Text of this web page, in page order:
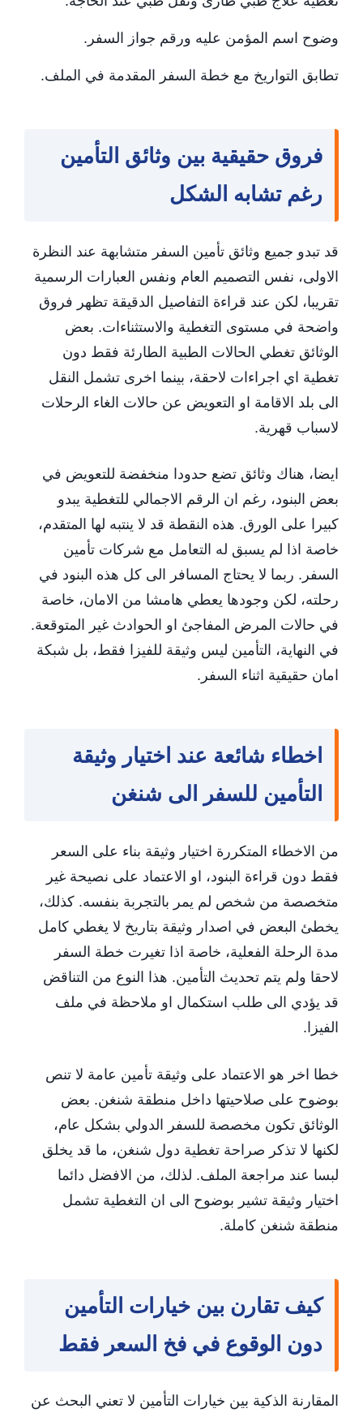
وضوح اسم المؤمن عليه ورقم جواز السفر.
تطابق التواريخ مع خطة السفر المقدمة في الملف.
فروق حقيقية بين وثائق التأمين
رغم تشابه الشكل
قد تبدو جميع وثائق تأمين السفر متشابهة عند النظرة
الاولى، نفس التصميم العام ونفس العبارات الرسمية
تقريبا، لكن عند قراءة التفاصيل الدقيقة تظهر فروق
واضحة في مستوى التغطية والاستثناءات. بعض
الوثائق تغطي الحالات الطبية الطارئة فقط دون
تغطية اي اجراءات لاحقة، بينما اخرى تشمل النقل
الى بلد الاقامة او التعويض عن حالات الغاء الرحلات
لاسباب قهرية.
ايضا، هناك وثائق تضع حدودا منخفضة للتعويض في
بعض البنود، رغم ان الرقم الاجمالي للتغطية يبدو
كبيرا على الورق. هذه النقطة قد لا ينتبه لها المتقدم،
خاصة اذا لم يسبق له التعامل مع شركات تأمين
السفر. ربما لا يحتاج المسافر الى كل هذه البنود في
رحلته، لكن وجودها يعطي هامشا من الامان، خاصة
في حالات المرض المفاجئ او الحوادث غير المتوقعة.
في النهاية، التأمين ليس وثيقة للفيزا فقط، بل شبكة
امان حقيقية اثناء السفر.
اخطاء شائعة عند اختيار وثيقة
التأمين للسفر الى شنغن
من الاخطاء المتكررة اختيار وثيقة بناء على السعر
فقط دون قراءة البنود، او الاعتماد على نصيحة غير
متخصصة من شخص لم يمر بالتجربة بنفسه. كذلك،
يخطئ البعض في اصدار وثيقة بتاريخ لا يغطي كامل
مدة الرحلة الفعلية، خاصة اذا تغيرت خطة السفر
لاحقا ولم يتم تحديث التأمين. هذا النوع من التناقض
قد يؤدي الى طلب استكمال او ملاحظة في ملف
الفيزا.
خطا اخر هو الاعتماد على وثيقة تأمين عامة لا تنص
بوضوح على صلاحيتها داخل منطقة شنغن. بعض
الوثائق تكون مخصصة للسفر الدولي بشكل عام،
لكنها لا تذكر صراحة تغطية دول شنغن، ما قد يخلق
لبسا عند مراجعة الملف. لذلك، من الافضل دائما
اختيار وثيقة تشير بوضوح الى ان التغطية تشمل
منطقة شنغن كاملة.
كيف تقارن بين خيارات التأمين
دون الوقوع في فخ السعر فقط
المقارنة الذكية بين خيارات التأمين لا تعني البحث عن